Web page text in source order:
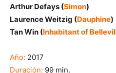
Arthur Defays (Simon)
Laurence Weitzig (Dauphine)
Tan Win (Inhabitant of
Año: 2017
Duración: 99 min.